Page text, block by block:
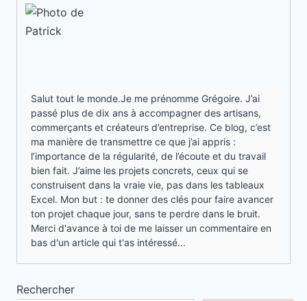
Salut tout le monde.Je me prénomme Grégoire. J’ai
passé plus de dix ans à accompagner des artisans,
commerçants et créateurs d’entreprise. Ce blog, c’est
ma manière de transmettre ce que j’ai appris :
l’importance de la régularité, de l’écoute et du travail
bien fait. J’aime les projets concrets, ceux qui se
construisent dans la vraie vie, pas dans les tableaux
Excel. Mon but : te donner des clés pour faire avancer
ton projet chaque jour, sans te perdre dans le bruit.
Merci d'avance à toi de me laisser un commentaire en
bas d'un article qui t'as intéressé...
Rechercher